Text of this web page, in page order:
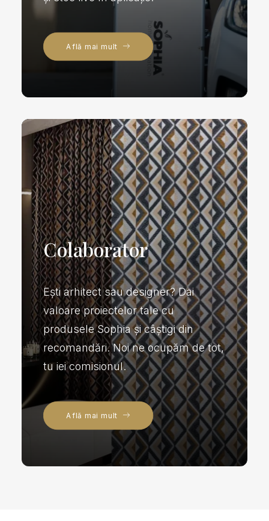
Află mai mult
Colaborator
Ești arhitect sau designer? Dai
valoare proiectelor tale cu
produsele Sophia și câștigi din
recomandări. Noi ne ocupăm de tot,
tu iei comisionul.
Află mai mult